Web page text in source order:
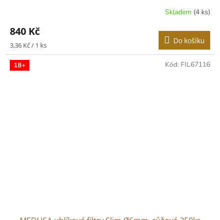
Skladem (4 ks)
840 Kč
Měrná
cena:
3,36 Kč / 1 ks Do košíku
18+ Kód: FIL67116